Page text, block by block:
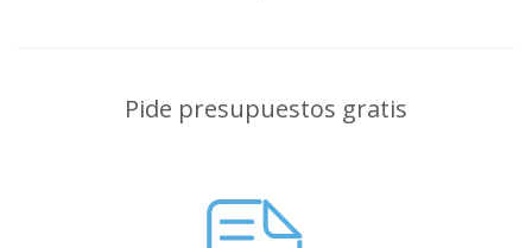
Pide presupuestos gratis